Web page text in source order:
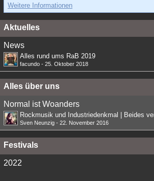
Weitere Informationen
Aktuelles
News
Alles rund ums RaB 2019
facundo - 25. Oktober 2018
Alles über uns
Normal ist Woanders
Rockmusik und Industriedenkmal | Beides
Sven Neunzig - 22. November 2016
Festivals
2022